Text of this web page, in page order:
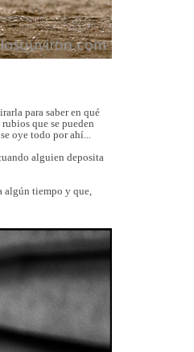
para saber en qué
que se pueden
oye todo por ahí...
alguien deposita
algún tiempo y que,